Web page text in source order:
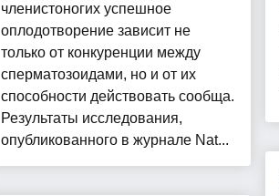
членистоногих успешное
оплодотворение зависит не
только от конкуренции между
сперматозоидами, но и от их
способности действовать сообща.
Результаты исследования,
опубликованного в журнале Nat...